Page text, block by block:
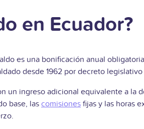
en Ecuador?
es una bonificación anual
desde 1962 por decreto
un ingreso adicional equivalente a
base, las comisiones fijas y las horas